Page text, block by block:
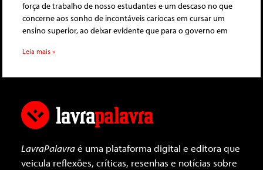
força de trabalho de nosso estudantes e um descaso no que
concerne aos sonho de incontáveis cariocas em cursar um
ensino superior, ao deixar evidente que para o governo em
Leia mais »
LavraPalavraé uma plataforma digital e editora que
veicula reflexões, críticas, resenhas e notícias sobre